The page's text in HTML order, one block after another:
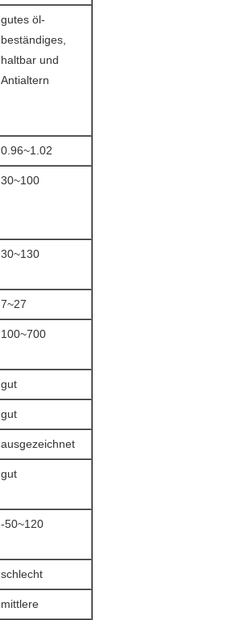
gutes öl-
beständiges,
haltbar und
Antialtern
0.96~1.02
30~100
30~130
7~27
100~700
gut
gut
ausgezeichnet
gut
-50~120
schlecht
mittlere